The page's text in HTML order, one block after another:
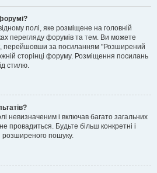
полі, яке розміщене на головній
перегляду форумів та тем. Ви можете
перейшовши за посиланням "Розширений
сторінці форуму. Розміщення посилань
стилю.
невизначеним і включав багато загальних
провадиться. Будьте більш конкретні і
розширеного пошуку.